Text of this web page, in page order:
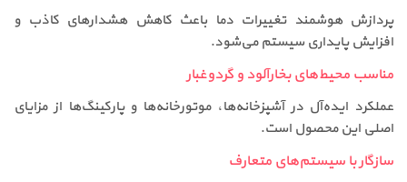
پردازش هوشمند تغییرات دما باعث کاهش هشدارهای کاذب و
افزایش پایداری سیستم می‌شود.
مناسب محیط‌های بخارآلود و گردوغبار
عملکرد ایده‌آل در آشپزخانه‌ها، موتورخانه‌ها و پارکینگ‌ها از مزایای
اصلی این محصول است.
سازگار با سیستم‌های متعارف